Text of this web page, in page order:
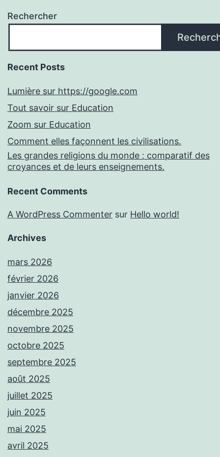
Rechercher
Recent Posts
Lumière sur https://google.com
Tout savoir sur Education
Zoom sur Education
Comment elles façonnent les civilisations.
Les grandes religions du monde : comparatif des
croyances et de leurs enseignements.
Recent Comments
A WordPress Commenter sur Hello world!
Archives
mars 2026
février 2026
janvier 2026
décembre 2025
novembre 2025
octobre 2025
septembre 2025
août 2025
juillet 2025
juin 2025
mai 2025
avril 2025